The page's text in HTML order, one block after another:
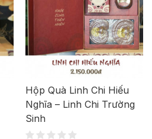
Hộp Quà Linh Chi Hiếu
Nghĩa – Linh Chi Trường
Sinh